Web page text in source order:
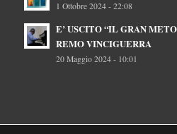
1 Ottobre 2024 - 22:08
E’ USCITO “IL GRAN
REMO VINCIGUERRA
20 Maggio 2024 - 10:01